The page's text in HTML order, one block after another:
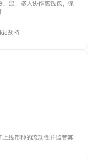
、温、多人协作离钱包，保
劫持
上线币种的流动性并监管其